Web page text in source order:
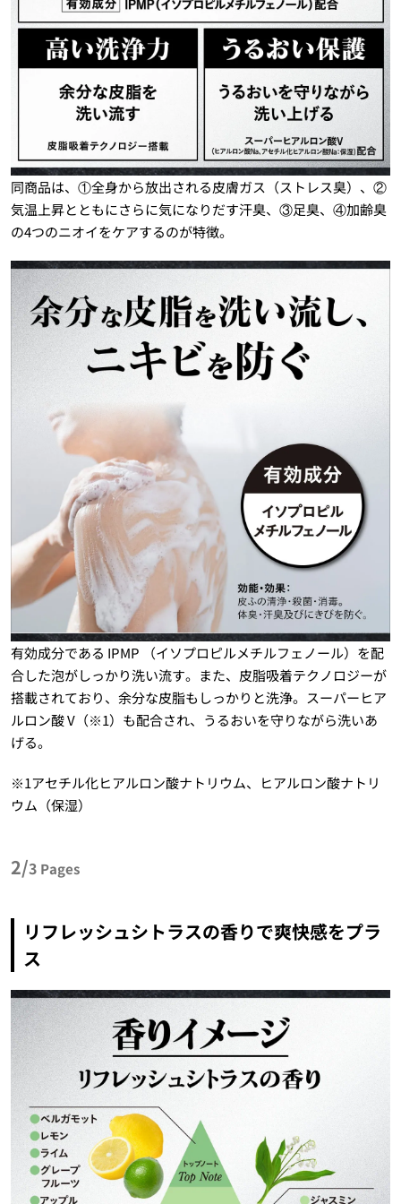
同商品は、①全身から放出される皮膚ガス（ストレス臭）、②
気温上昇とともにさらに気になりだす汗臭、③足臭、④加齢臭
の4つのニオイをケアするのが特徴。
有効成分である IPMP （イソプロピルメチルフェノール）を配
合した泡がしっかり洗い流す。また、皮脂吸着テクノロジーが
搭載されており、余分な皮脂もしっかりと洗浄。スーパーヒア
ルロン酸 V（※1）も配合され、うるおいを守りながら洗いあ
げる。
※1アセチル化ヒアルロン酸ナトリウム、ヒアルロン酸ナトリ
ウム（保湿）
2/3 Pages
リフレッシュシトラスの香りで爽快感をプラ
ス